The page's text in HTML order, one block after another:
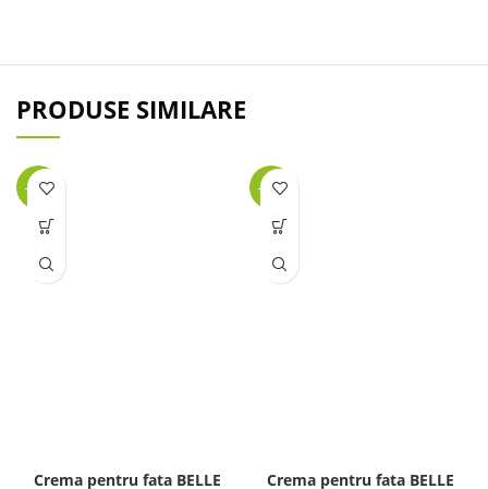
PRODUSE SIMILARE
-25%
Crema pentru fata BELLE
-26%
Crema pentru fata BELLE